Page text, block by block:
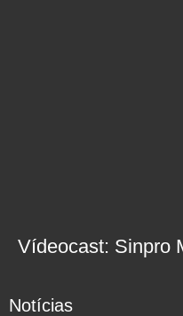
Vídeocast: Sinpro
Notícias